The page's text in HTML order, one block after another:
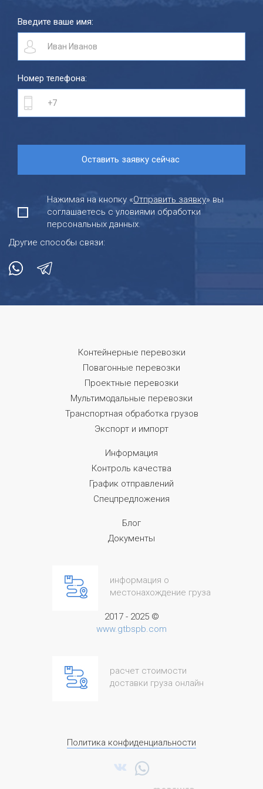
Введите ваше имя:
Номер телефона:
Нажимая на кнопку «Отправить заявку» вы
соглашаетесь с уловиями обработки
персональных данных.
Другие способы связи:
Контейнерные перевозки
Повагонные перевозки
Проектные перевозки
Мультимодальные перевозки
Транспортная обработка грузов
Экспорт и импорт
Информация
Контроль качества
График отправлений
Спецпредложения
Блог
Документы
информация о
местонахождение груза
2017 - 2025 ©
www.gtbspb.com
расчет стоимости
доставки груза онлайн
Политика конфиденциальности